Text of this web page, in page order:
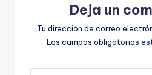
Deja un
Tu dirección de correo
Los campos obligatorios